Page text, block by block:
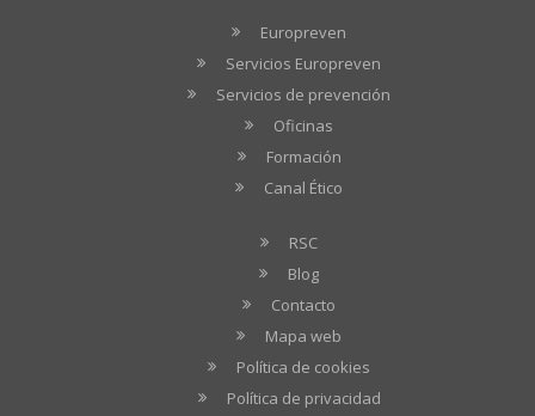
Europreven
Servicios Europreven
Servicios de prevención
Oficinas
Formación
Canal Ético
RSC
Blog
Contacto
Mapa web
Política de cookies
Política de privacidad